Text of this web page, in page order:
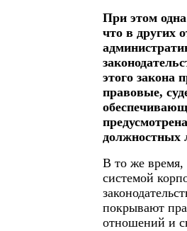
При этом
что в других
этого закона
правовые,
должностных
В то же время,
системой
покрывают
отношений и